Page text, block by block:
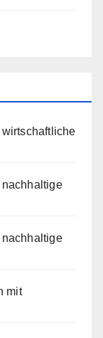
nachhaltige
nachhaltige
mit